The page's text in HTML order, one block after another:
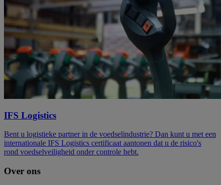
IFS Logistics
Bent u logistieke partner in de voedselindustrie? Dan kunt u met een
internationale IFS Logistics certificaat aantonen dat u de risico's
rond voedselveiligheid onder controle hebt.
Over ons